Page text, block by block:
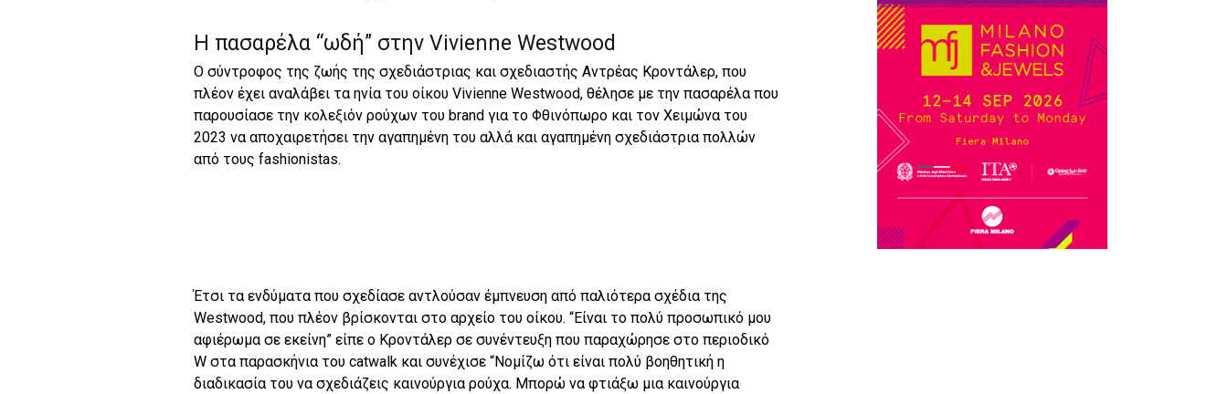
Η πασαρέλα “ωδή” στην Vivienne Westwood
O σύντροφος της ζωής της σχεδιάστριας και σχεδιαστής Αντρέας Κροντάλερ, που
πλέον έχει αναλάβει τα ηνία του οίκου Vivienne Westwood, θέλησε με την πασαρέλα που
παρουσίασε την κολεξιόν ρούχων του brand για το Φθινόπωρο και τον Χειμώνα του
2023 να αποχαιρετήσει την αγαπημένη του αλλά και αγαπημένη σχεδιάστρια πολλών
από τους fashionistas.
Έτσι τα ενδύματα που σχεδίασε αντλούσαν έμπνευση από παλιότερα σχέδια της
Westwood, που πλέον βρίσκονται στο αρχείο του οίκου. “Είναι το πολύ προσωπικό μου
αφιέρωμα σε εκείνη” είπε ο Κροντάλερ σε συνέντευξη που παραχώρησε στο περιοδικό
W στα παρασκήνια του catwalk και συνέχισε “Νομίζω ότι είναι πολύ βοηθητική η
διαδικασία του να σχεδιάζεις καινούργια ρούχα. Μπορώ να φτιάξω μια καινούργια